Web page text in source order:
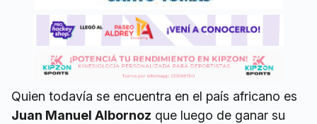
Quien todavía se encuentra en el país africano es
Juan Manuel Albornoz que luego de ganar su